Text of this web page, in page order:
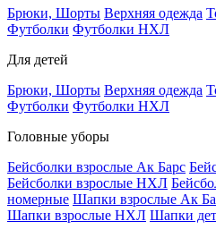
Брюки, Шорты Верхняя одежда
Футболки Футболки НХЛ
Для детей
Брюки, Шорты Верхняя одежда
Футболки Футболки НХЛ
Головные уборы
Бейсболки взрослые Ак Барс
Бейсболки взрослые НХЛ
номерные Шапки взрослые Ак
Шапки взрослые НХЛ Шапки